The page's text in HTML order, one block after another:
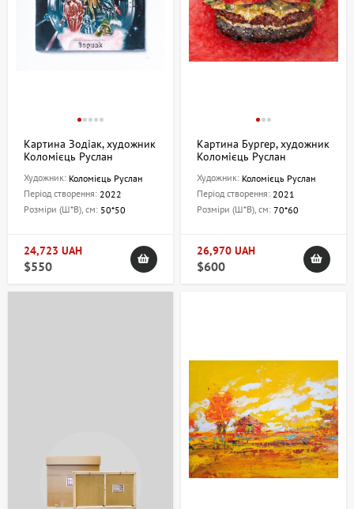
Картина Зодіак, художник
Коломієць Руслан
Художник: Коломієць Руслан
Період створення: 2022
Розміри (Ш*В), см: 50*50
24,723 UAH
$550
Картина Бургер, художник
Коломієць Руслан
Художник: Коломієць Руслан
Період створення: 2021
Розміри (Ш*В), см: 70*60
26,970 UAH
$600